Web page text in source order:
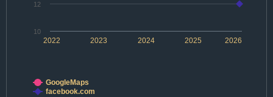
2022 2024 2026
2023 2025
10
12
GoogleMaps
facebook.com